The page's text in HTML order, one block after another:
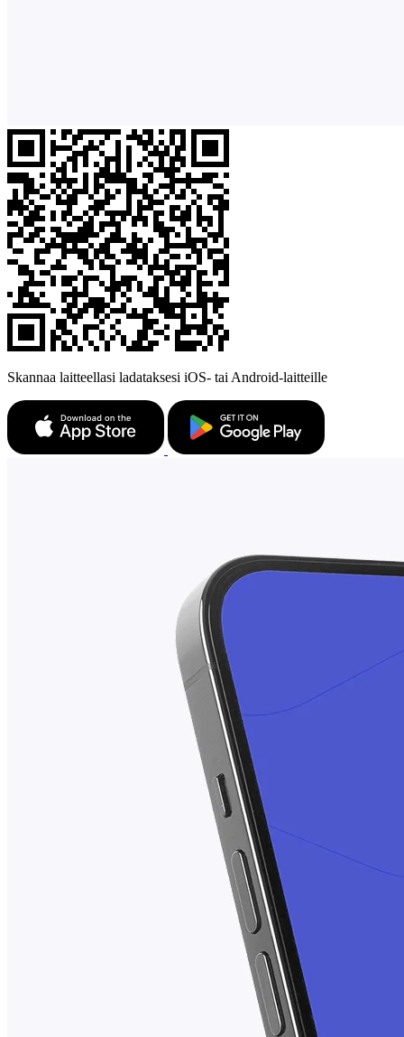
Skannaa laitteellasi ladataksesi iOS- tai Android-laitteille